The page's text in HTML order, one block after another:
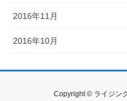
2016年11月
2016年10月
Copyright © ライジン